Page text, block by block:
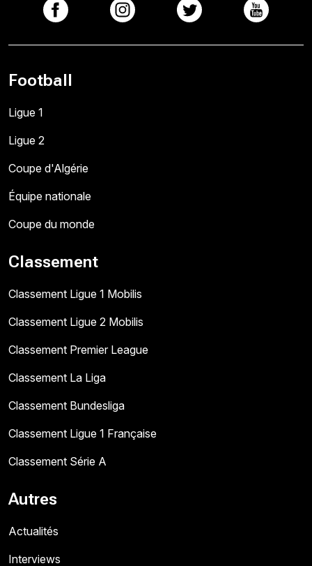
Football
Ligue 1
Ligue 2
Coupe d'Algérie
Équipe nationale
Coupe du monde
Classement
Classement Ligue 1 Mobilis
Classement Ligue 2 Mobilis
Classement Premier League
Classement La Liga
Classement Bundesliga
Classement Ligue 1 Française
Classement Série A
Autres
Actualités
Interviews